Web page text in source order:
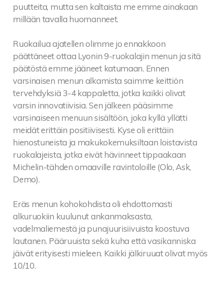
puutteita, mutta sen kaltaista me emme ainakaan
millään tavalla huomanneet.
Ruokailua ajatellen olimme jo ennakkoon
päättäneet ottaa Lyonin 9-ruokalajin menun ja sitä
päätöstä emme jääneet katumaan. Ennen
varsinaisen menun alkamista saimme keittiön
tervehdyksiä 3-4 kappaletta, jotka kaikki olivat
varsin innovatiivisia. Sen jälkeen pääsimme
varsinaiseen menuun sisältöön, joka kyllä yllätti
meidät erittäin positiivisesti. Kyse oli erittäin
hienostuneista ja makukokemuksiltaan loistavista
ruokalajeista, jotka eivät hävinneet tippaakaan
Michelin-tähden omaaville ravintoloille (Olo, Ask,
Demo).
Eräs menun kohokohdista oli ehdottomasti
alkuruokiin kuulunut ankanmaksasta,
vadelmaliemestä ja punajuurisiivuista koostuva
lautanen. Pääruuista sekä kuha että vasikanniska
jäivät erityisesti mieleen. Kaikki jälkiruuat olivat myös
10/10.